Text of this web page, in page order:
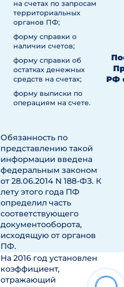
на счетах по запросам
территориальных
органов ПФ;
форму справки о
наличии счетов;
форму справки об
остатках денежных
средств на счетах;
форму выписки по
операциям на счете.
Обязанность по
представлению такой
информации введена
федеральным законом
от 28.06.2014 N 188-ФЗ. К
лету этого года ПФ
определил часть
соответствующего
документооборота,
исходящую от органов
ПФ.
РФ
На 2016 год установлен
коэффициент,
отражающий